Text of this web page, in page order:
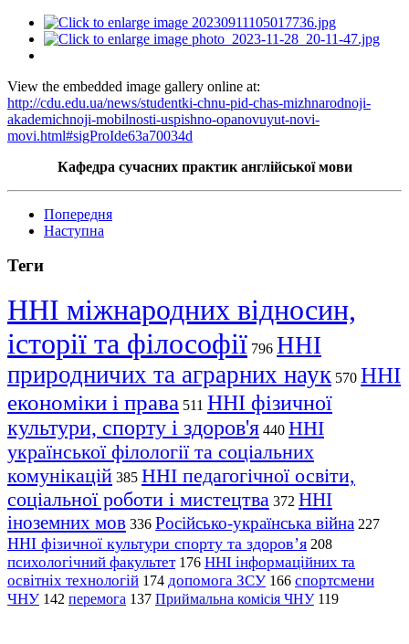
View the embedded image gallery online at:
http://cdu.edu.ua/news/studentki-chnu-pid-chas-mizhnarodnoji-
akademichnoji-mobilnosti-uspishno-opanovuyut-novi-
movi.html#sigProIde63a70034d
Кафедра сучасних практик англійської мови
Попередня
Наступна
Теги
ННІ міжнародних відносин,
історії та філософії 796 ННІ
природничих та аграрних наук 570 ННІ
економіки і права 511 ННІ фізичної
культури, спорту і здоров'я 440 ННІ
української філології та соціальних
комунікацій 385 ННІ педагогічної освіти,
соціальної роботи і мистецтва 372 ННІ
іноземних мов 336 Російсько-українська війна 227
ННІ фізичної культури спорту та здоров’я 208
психологічний факультет 176 ННІ інформаційних та
освітніх технологій 174 допомога ЗСУ 166 спортсмени
ЧНУ 142 перемога 137 Приймальна комісія ЧНУ 119